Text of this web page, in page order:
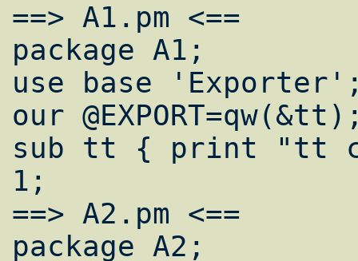
==> A1.pm <==
package A1;
use base
our
sub tt { print "tt
1;
==> A2.pm <==
package A2;